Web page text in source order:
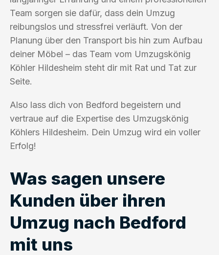
Team sorgen sie dafür, dass dein Umzug
reibungslos und stressfrei verläuft. Von der
Planung über den Transport bis hin zum Aufbau
deiner Möbel – das Team vom Umzugskönig
Köhler Hildesheim steht dir mit Rat und Tat zur
Seite.
Also lass dich von Bedford begeistern und
vertraue auf die Expertise des Umzugskönig
Köhlers Hildesheim. Dein Umzug wird ein voller
Erfolg!
Was sagen unsere
Kunden über ihren
Umzug nach Bedford
mit uns